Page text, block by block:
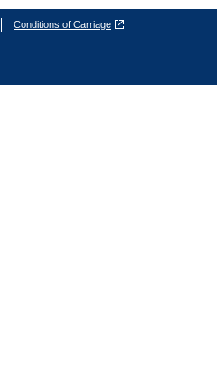
Conditions of Carriage